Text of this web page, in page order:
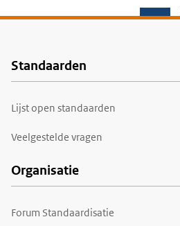
Voet
Standaarden
Lijst open standaarden
Veelgestelde vragen
Organisatie
Forum Standaardisatie